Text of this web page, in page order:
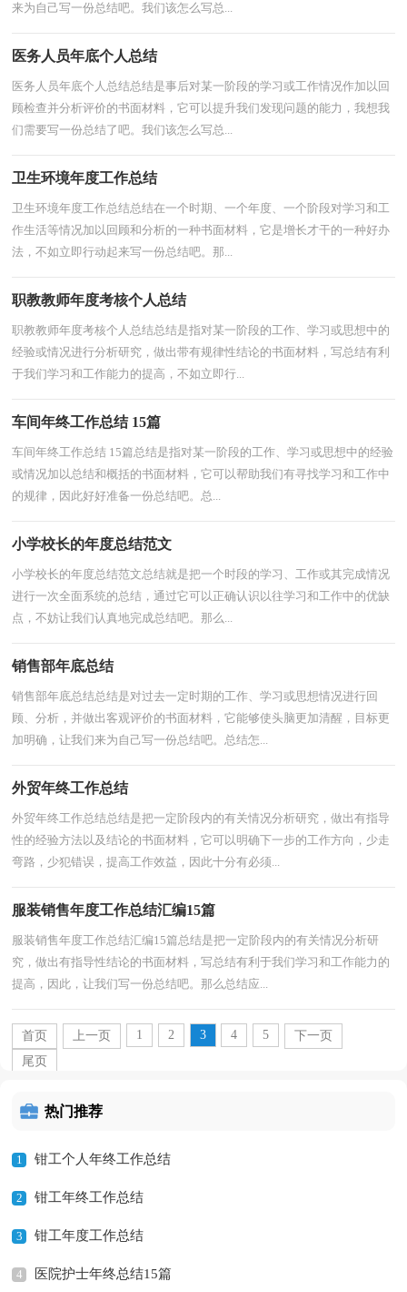
来为自己写一份总结吧。我们该怎么写总...
医务人员年底个人总结
医务人员年底个人总结总结是事后对某一阶段的学习或工作情况作加以回
顾检查并分析评价的书面材料，它可以提升我们发现问题的能力，我想我
们需要写一份总结了吧。我们该怎么写总...
卫生环境年度工作总结
卫生环境年度工作总结总结在一个时期、一个年度、一个阶段对学习和工
作生活等情况加以回顾和分析的一种书面材料，它是增长才干的一种好办
法，不如立即行动起来写一份总结吧。那...
职教教师年度考核个人总结
职教教师年度考核个人总结总结是指对某一阶段的工作、学习或思想中的
经验或情况进行分析研究，做出带有规律性结论的书面材料，写总结有利
于我们学习和工作能力的提高，不如立即行...
车间年终工作总结 15篇
车间年终工作总结 15篇总结是指对某一阶段的工作、学习或思想中的经验
或情况加以总结和概括的书面材料，它可以帮助我们有寻找学习和工作中
的规律，因此好好准备一份总结吧。总...
小学校长的年度总结范文
小学校长的年度总结范文总结就是把一个时段的学习、工作或其完成情况
进行一次全面系统的总结，通过它可以正确认识以往学习和工作中的优缺
点，不妨让我们认真地完成总结吧。那么...
销售部年底总结
销售部年底总结总结是对过去一定时期的工作、学习或思想情况进行回
顾、分析，并做出客观评价的书面材料，它能够使头脑更加清醒，目标更
加明确，让我们来为自己写一份总结吧。总结怎...
外贸年终工作总结
外贸年终工作总结总结是把一定阶段内的有关情况分析研究，做出有指导
性的经验方法以及结论的书面材料，它可以明确下一步的工作方向，少走
弯路，少犯错误，提高工作效益，因此十分有必须...
服装销售年度工作总结汇编15篇
服装销售年度工作总结汇编15篇总结是把一定阶段内的有关情况分析研
究，做出有指导性结论的书面材料，写总结有利于我们学习和工作能力的
提高，因此，让我们写一份总结吧。那么总结应...
首页 上一页 1 2 3 4 5
下一页
尾页
热门推荐
1 钳工个人年终工作总结
2 钳工年终工作总结
3 钳工年度工作总结
4 医院护士年终总结15篇